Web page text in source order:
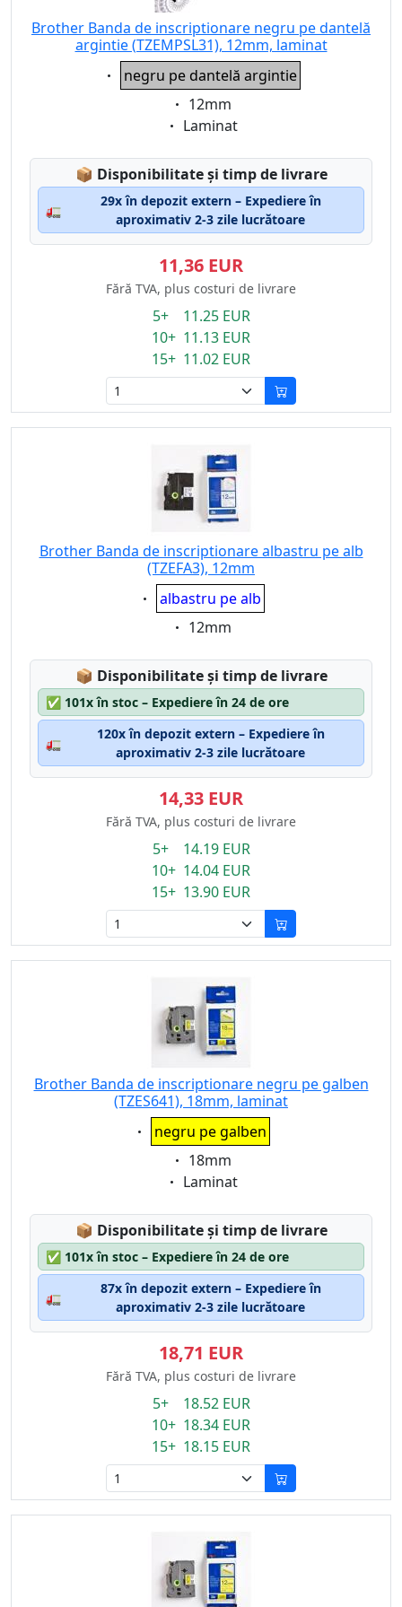
Brother Banda de inscriptionare negru pe dantelă
argintie (TZEMPSL31), 12mm, laminat
Eigenschaft:
negru pe dantelă argintie
Eigenschaft:
12mm
Eigenschaft:
Laminat
📦 Lagerstatus:
Disponibilitate și timp de livrare
🚛
29x în depozit extern – Expediere în
aproximativ 2-3 zile lucrătoare
11,36 EUR
Fără TVA, plus costuri de livrare
5+ 11.25 EUR
10+ 11.13 EUR
15+ 11.02 EUR
Brother Banda de inscriptionare albastru pe alb
(TZEFA3), 12mm
Eigenschaft:
albastru pe alb
Eigenschaft:
12mm
📦 Lagerstatus:
Disponibilitate și timp de livrare
✅ 101x în stoc – Expediere în 24 de ore
🚛
120x în depozit extern – Expediere în
aproximativ 2-3 zile lucrătoare
14,33 EUR
Fără TVA, plus costuri de livrare
5+ 14.19 EUR
10+ 14.04 EUR
15+ 13.90 EUR
Brother Banda de inscriptionare negru pe galben
(TZES641), 18mm, laminat
Eigenschaft:
negru pe galben
Eigenschaft:
18mm
Eigenschaft:
Laminat
📦 Lagerstatus:
Disponibilitate și timp de livrare
✅ 101x în stoc – Expediere în 24 de ore
🚛
87x în depozit extern – Expediere în
aproximativ 2-3 zile lucrătoare
18,71 EUR
Fără TVA, plus costuri de livrare
5+ 18.52 EUR
10+ 18.34 EUR
15+ 18.15 EUR